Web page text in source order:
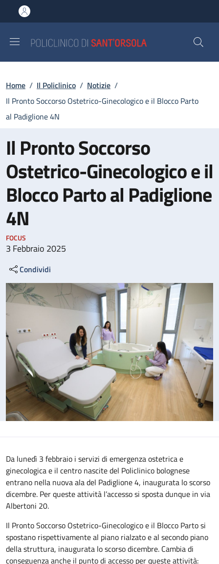
al contenuto principale
to footer content
Briciole di pane
Home / Il Policlinico / Notizie /
Il Pronto Soccorso Ostetrico-Ginecologico e il Blocco Parto
al Padiglione 4N
Il Pronto Soccorso
Ostetrico-Ginecologico e il
Blocco Parto al Padiglione
4N
FOCUS
3 Febbraio 2025
Condividi
Da lunedì 3 febbraio i servizi di emergenza ostetrica e
ginecologica e il centro nascite del Policlinico bolognese
entrano nella nuova ala del Padiglione 4, inaugurata lo scorso
dicembre. Per queste attività l’accesso si sposta dunque in via
Albertoni 20.
Il Pronto Soccorso Ostetrico-Ginecologico e il Blocco Parto si
spostano rispettivamente al piano rialzato e al secondo piano
della struttura, inaugurata lo scorso dicembre. Cambia di
conseguenza anche il punto di accesso per queste attività: